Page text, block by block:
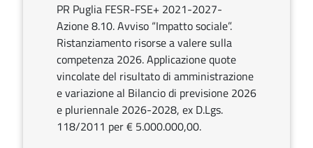
PR Puglia FESR-FSE+ 2021-2027-
Azione 8.10. Avviso “Impatto sociale”.
Ristanziamento risorse a valere sulla
competenza 2026. Applicazione quote
vincolate del risultato di amministrazione
e variazione al Bilancio di previsione 2026
e pluriennale 2026-2028, ex D.Lgs.
118/2011 per € 5.000.000,00.